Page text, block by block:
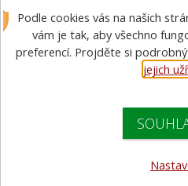
ROSENBAUER/
Podle cookies vás na našich
vám je tak, aby všechno
preferencí. Projděte si podrobný
jejich